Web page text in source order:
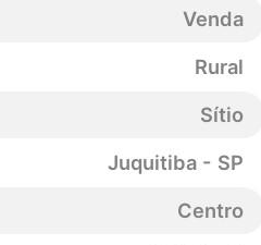
Venda
Rural
Sítio
Juquitiba - SP
Centro